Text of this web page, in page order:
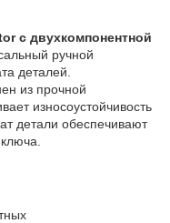
с двухкомпонентной
ручной
деталей.
из прочной
износоустойчивость
детали обеспечивают